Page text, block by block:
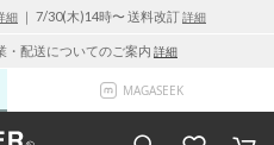
細 ｜ 7/30(木)14時〜 送料改訂詳細
・配送についてのご案内 詳細
MAGASEEK